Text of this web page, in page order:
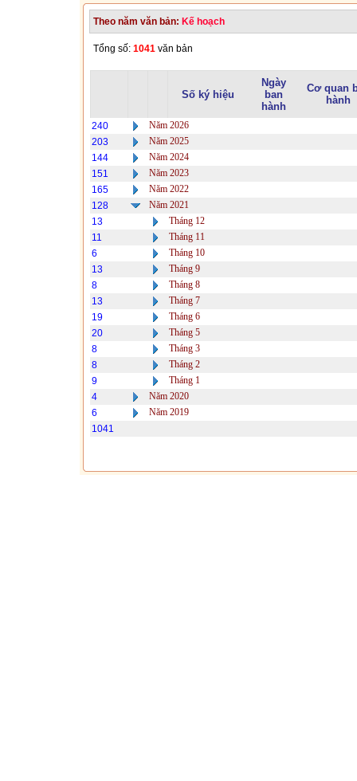
Theo năm văn bản: Kế hoạch
Tổng số: 1041 văn bản
Số ký hiệu
Ngày
ban
hành
Cơ quan
hành
240
Năm 2026
203
Năm 2025
144
Năm 2024
151
Năm 2023
165
Năm 2022
128
Năm 2021
13
Tháng 12
11
Tháng 11
6
Tháng 10
13
Tháng 9
8
Tháng 8
13
Tháng 7
19
Tháng 6
20
Tháng 5
8
Tháng 3
8
Tháng 2
9
Tháng 1
4
Năm 2020
6
Năm 2019
1041